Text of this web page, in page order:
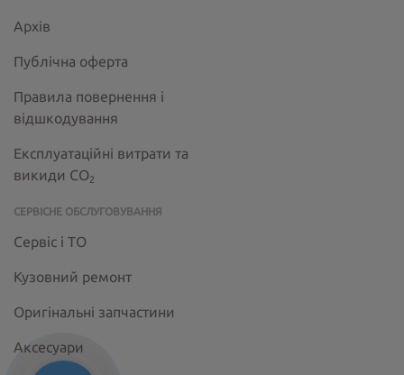
Архів
Публічна оферта
Правила повернення і
відшкодування
Експлуатаційні витрати та
викиди СО2
СЕРВІСНЕ ОБСЛУГОВУВАННЯ
Сервіс і ТО
Кузовний ремонт
Оригінальні запчастини
Аксесуари